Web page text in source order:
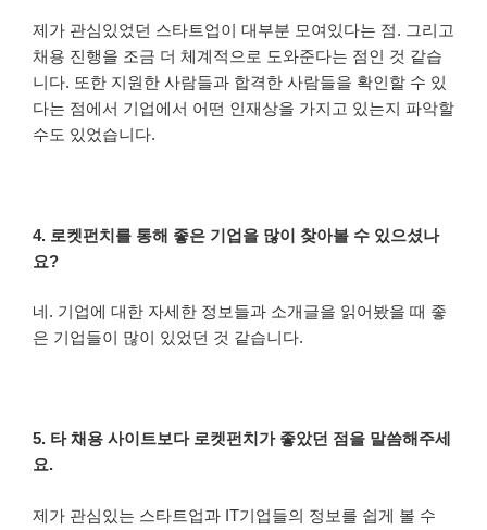
제가 관심있었던 스타트업이 대부분 모여있다는 점. 그리고
채용 진행을 조금 더 체계적으로 도와준다는 점인 것 같습
니다. 또한 지원한 사람들과 합격한 사람들을 확인할 수 있
다는 점에서 기업에서 어떤 인재상을 가지고 있는지 파악할
수도 있었습니다.
4. 로켓펀치를 통해 좋은 기업을 많이 찾아볼 수 있으셨나
요?
네. 기업에 대한 자세한 정보들과 소개글을 읽어봤을 때 좋
은 기업들이 많이 있었던 것 같습니다.
5. 타 채용 사이트보다 로켓펀치가 좋았던 점을 말씀해주세
요.
제가 관심있는 스타트업과 IT기업들의 정보를 쉽게 볼 수